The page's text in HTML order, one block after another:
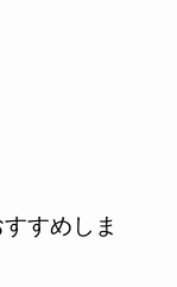
すめしま